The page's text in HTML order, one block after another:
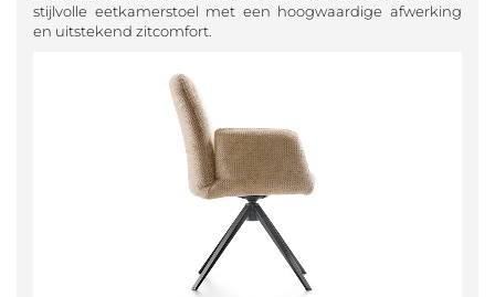
stijlvolle eetkamerstoel met een hoogwaardige afwerking
en uitstekend zitcomfort.